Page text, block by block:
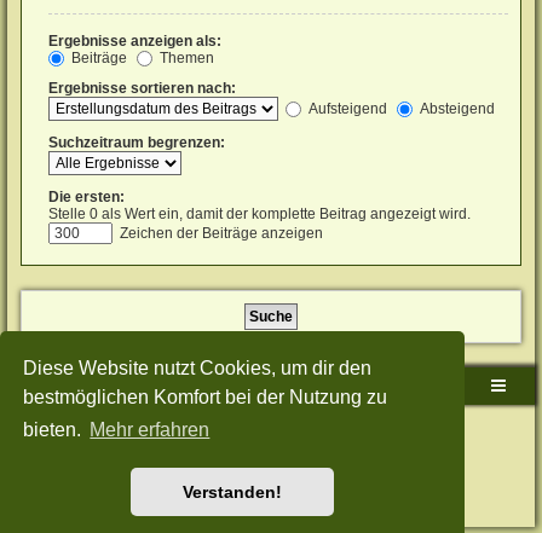
Diese Website nutzt Cookies, um dir den
bestmöglichen Komfort bei der Nutzung zu
bieten. Mehr erfahren
Verstanden!
Ergebnisse anzeigen als:
Beiträge
Themen
Ergebnisse sortieren nach:
Aufsteigend
Absteigend
Suchzeitraum begrenzen:
Die ersten:
Stelle 0 als Wert ein, damit der komplette Beitrag angezeigt wird.
Zeichen der Beiträge anzeigen
Sudden-Strike-Maps.de Hauptseite Foren-Übersicht
Powered byphpBB® Forum Software © phpBB Limited
Style: Green-Style-Split by Joyce&LunaphpBB-Style-Design
Nutzungsbedingungen